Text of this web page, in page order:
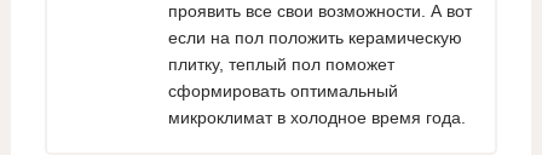
проявить все свои возможности. А вот
если на пол положить керамическую
плитку, теплый пол поможет
сформировать оптимальный
микроклимат в холодное время года.